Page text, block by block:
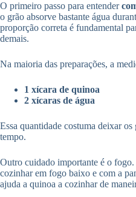
O primeiro passo para entender
o grão absorve bastante água
proporção correta é fundamental
demais.
Na maioria das preparações, a
1 xícara de quinoa
2 xícaras de água
Essa quantidade costuma deixar
tempo.
Outro cuidado importante é o
cozinhar em fogo baixo e com a
ajuda a quinoa a cozinhar de